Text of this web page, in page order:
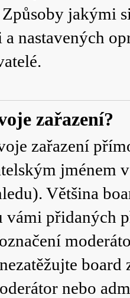
jakými
nastavených
zařazení?
zařazení
jménem
Většina
vámi přidaných
nebo